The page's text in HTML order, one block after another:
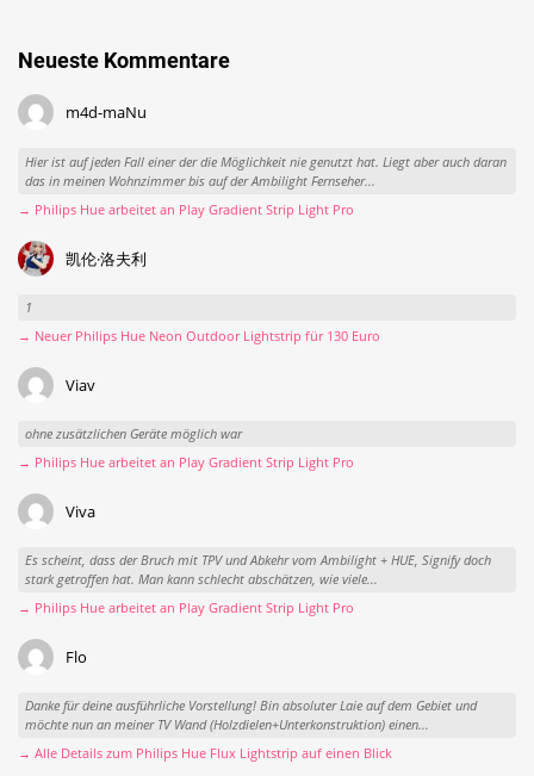
Neueste Kommentare
m4d-maNu
Hier ist auf jeden Fall einer der die Möglichkeit nie genutzt hat. Liegt aber auch daran
das in meinen Wohnzimmer bis auf der Ambilight Fernseher...
→ Philips Hue arbeitet an Play Gradient Strip Light Pro
凯伦·洛夫利
1
→ Neuer Philips Hue Neon Outdoor Lightstrip für 130 Euro
Viav
ohne zusätzlichen Geräte möglich war
→ Philips Hue arbeitet an Play Gradient Strip Light Pro
Viva
Es scheint, dass der Bruch mit TPV und Abkehr vom Ambilight + HUE, Signify doch
stark getroffen hat. Man kann schlecht abschätzen, wie viele...
→ Philips Hue arbeitet an Play Gradient Strip Light Pro
Flo
Danke für deine ausführliche Vorstellung! Bin absoluter Laie auf dem Gebiet und
möchte nun an meiner TV Wand (Holzdielen+Unterkonstruktion) einen...
→ Alle Details zum Philips Hue Flux Lightstrip auf einen Blick